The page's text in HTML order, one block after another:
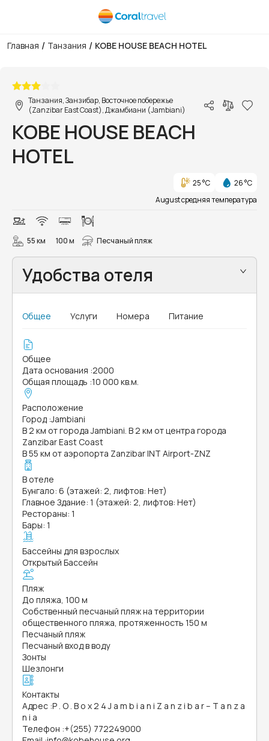
Главная / Танзания / KOBE HOUSE BEACH HOTEL
Танзания, Занзибар, Восточное побережье
(Zanzibar East Coast), Джамбиани (Jambiani)
KOBE HOUSE BEACH
HOTEL
25 °C
26 °C
August средняя температура
55 км 100 м Песчаный пляж
Удобства отеля
Общее Услуги Номера Питание
Общее
Дата основания :2000
Общая площадь :10 000 кв.м.
Расположение
Город :Jambiani
В 2 км от города Jambiani. В 2 км от центра города
Zanzibar East Coast
В 55 км от аэропорта Zanzibar INT Airport-ZNZ
В отеле
Бунгало: 6 (этажей: 2, лифтов: Нет)
Главное Здание: 1 (этажей: 2, лифтов: Нет)
Рестораны: 1
Бары: 1
Бассейны для взрослых
Открытый Бассейн
Пляж
До пляжа, 100 м
Собственный песчаный пляж на территории
общественного пляжа, протяженность 150 м
Песчаный пляж
Песчаный вход в воду
Зонты
Шезлонги
Контакты
Адрес :P . O . B o x 2 4 J a m b i a n i Z a n z i b a r – T a n z a
n i a
Телефон :+(255) 772249000